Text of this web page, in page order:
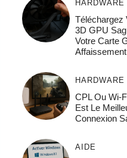
HARDWARE
Téléchargez
3D GPU
Votre Carte
Affaissement
HARDWARE
CPL Ou Wi-
Est Le
Connexion
AIDE